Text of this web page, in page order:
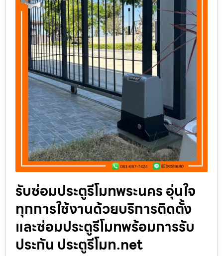
รับซ่อมประตูรีโมทพระนคร อุ่นใจ
ทุกการใช้งานด้วยบริการติดตั้ง
และซ่อมประตูรีโมทพร้อมการรับ
ประกัน ประตูรีโมท.net